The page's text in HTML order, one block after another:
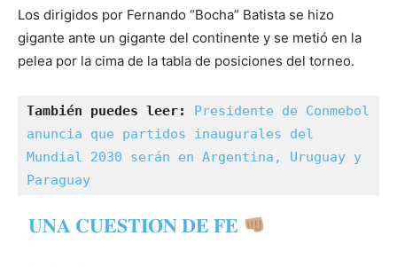
Los dirigidos por Fernando “Bocha” Batista se hizo
gigante ante un gigante del continente y se metió en la
pelea por la cima de la tabla de posiciones del torneo.
También puedes leer:
Presidente de Conmebol
anuncia que partidos inaugurales del
Mundial 2030 serán en Argentina, Uruguay y
Paraguay
𝐔𝐍𝐀 𝐂𝐔𝐄𝐒𝐓𝐈𝐎́𝐍 𝐃𝐄 𝐅𝐄